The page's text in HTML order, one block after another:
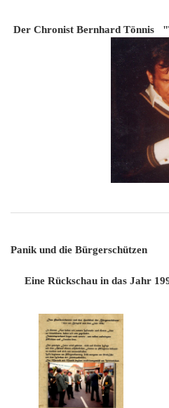
Der Chronist Bernhard Tönnis
Panik und die Bürgerschützen
Eine Rückschau in das Jahr